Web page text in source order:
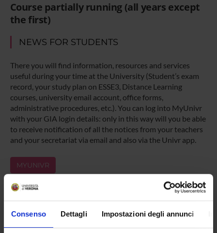
Consenso Dettagli Impostazioni degli annunci
Course partially running (all years except
the first)
NEWS FOR STUDENTS
There you will find information, resources and services
useful during your time at the University (Student’s exam
record, your study plan on ESSE3, Distance Learning
courses, university email account, office forms,
administrative procedures, etc.). You can log into MyUnivr
with your GIA login details: only in this way will you be able
to receive notification of all the notices from your teachers
and your secretariat via email and also via the Univr app.
MYUNIVR